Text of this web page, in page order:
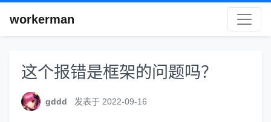
workerman
这个报错是框架的问题吗？
gddd 发表于 2022-09-16